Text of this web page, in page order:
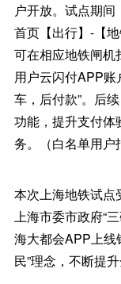
户开放。试点期
首页【出行】-【
可在相应地铁闸机
用户云闪付APP账
车，后付款”。后
功能，提升支付体
务。（白名单用户
本次上海地铁试
上海市委市政府“
海大都会APP上线
民”理念，不断提